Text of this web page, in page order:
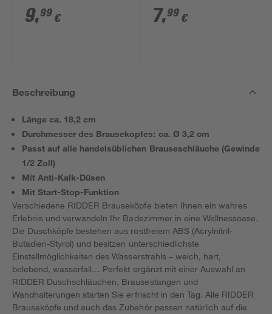
9,99 € 7,99 €
Beschreibung
Länge ca. 18,2 cm
Durchmesser des Brausekopfes: ca. Ø 3,2 cm
Passt auf alle handelsüblichen Brauseschläuche (Gewinde
1/2 Zoll)
Mit Anti-Kalk-Düsen
Mit Start-Stop-Funktion
Verschiedene RIDDER Brauseköpfe bieten Ihnen ein wahres
Erlebnis und verwandeln Ihr Badezimmer in eine Wellnessoase.
Die Duschköpfe bestehen aus rostfreiem ABS (Acrylnitril-
Butadien-Styrol) und besitzen unterschiedlichste
Einstellmöglichkeiten des Wasserstrahls – weich, hart,
belebend, wasserfall… Perfekt ergänzt mit einer Auswahl an
RIDDER Duschschläuchen, Brausestangen und
Wandhalterungen starten Sie erfrischt in den Tag. Alle RIDDER
Brauseköpfe und auch das Zubehör passen natürlich auf die